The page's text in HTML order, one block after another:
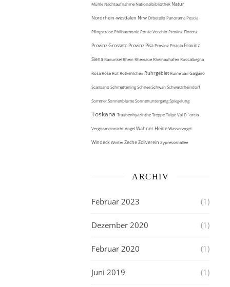
MühleNachtaufnahmeNationalbibliothek Natur
Nordrhein-westfalen NrwOrbetelloPanoramaPescia
PfingstrosePhilharmoniePonte VecchioProvinz Florenz
Provinz Grosseto Provinz PisaProvinz Pistoia Provinz
SienaRanunkelRheinRheinaueRheinauhafenRoccalbegna
RosaRoseRotRotkehlchen RuhrgebietRuineSan Galgano
ScansanoSchmetterlingSchneeSchwanSchwarzrheindorf
SommerSonnenblumeSonnenuntergangSpiegelung
Toskana TraubenhyazintheTreppeTulpeVal D´orcia
VergissmeinnichtVogelWahner HeideWasservogel
WindeckWinterZeche Zollverein Zypressenallee
ARCHIV
Februar 2023 (1)
Dezember 2020 (1)
Februar 2020 (1)
Juni 2019 (1)